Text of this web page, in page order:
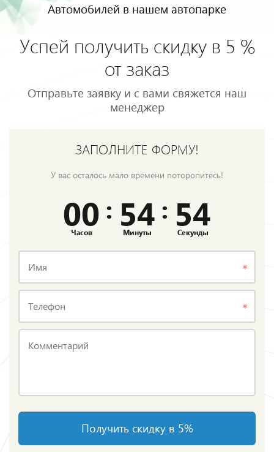
Автомобилей в нашем автопарке
Успей получить скидку в 5 %
от заказ
Отправьте заявку и с вами свяжется наш
менеджер
ЗАПОЛНИТЕ ФОРМУ!
У вас осталось мало времени поторопитесь!
00
Часов
: 54
Минуты
: 53
Секунды
Имя
Телефон
Комментарий
Получить скидку в 5%